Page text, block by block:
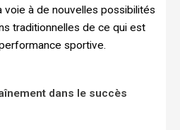
voie à de nouvelles possibilités
traditionnelles de ce qui est
sportive.
dans le succès